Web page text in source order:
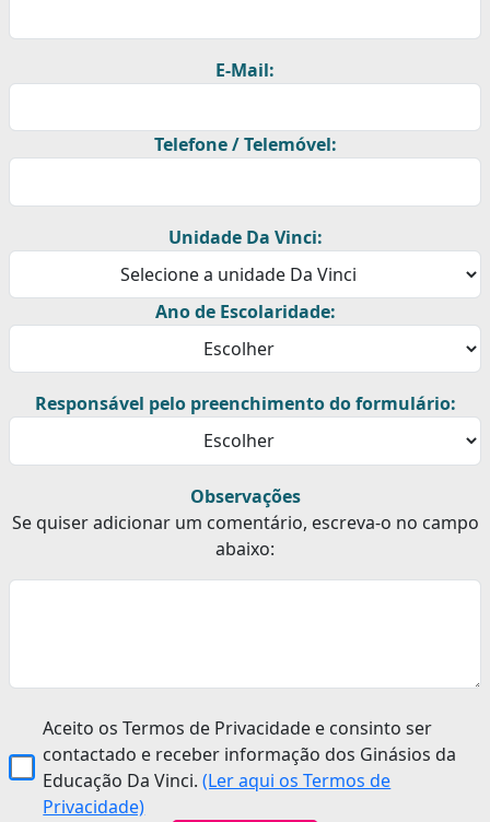
E-Mail:
Telefone / Telemóvel:
Unidade Da Vinci:
Ano de Escolaridade:
Responsável pelo preenchimento do formulário:
Observações
Se quiser adicionar um comentário, escreva-o no campo
abaixo:
Aceito os Termos de Privacidade e consinto ser
contactado e receber informação dos Ginásios da
Educação Da Vinci.(Ler aqui os Termos de
Privacidade)